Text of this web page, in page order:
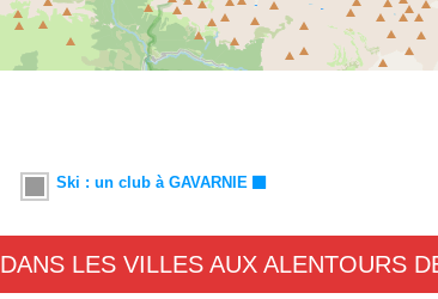
Ski : un club à GAVARNIE
LES VILLES AUX ALENTOURS